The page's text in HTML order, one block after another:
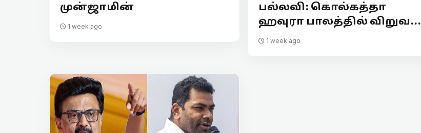
முன்ஜாமின்
1 week ago
பல்லவி: கொல்கத்தா
ஹவுரா பாலத்தில் விறுவ...
1 week ago